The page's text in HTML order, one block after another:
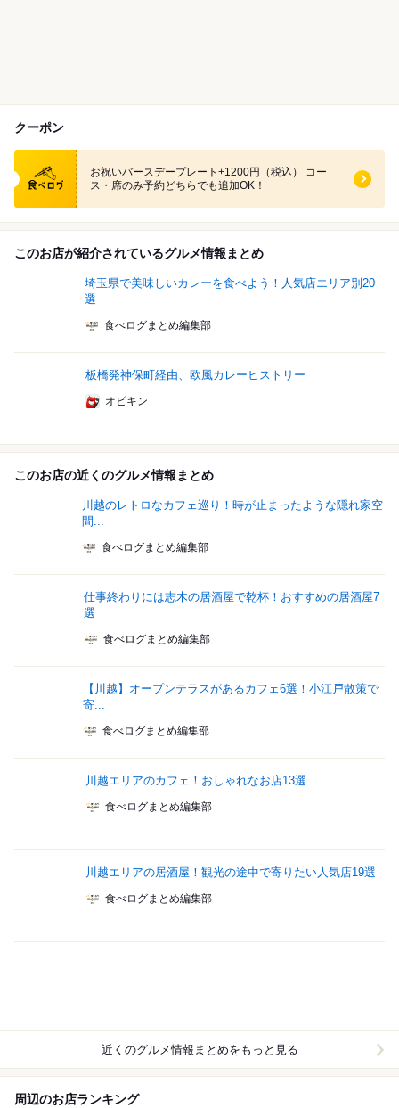
クーポン
食べログ クーポン
お祝いバースデープレート+1200円（税込） コー
ス・席のみ予約どちらでも追加OK！
このお店が紹介されているグルメ情報まとめ
埼玉県で美味しいカレーを食べよう！人気店エリア別20
選
食べログまとめ編集部
板橋発神保町経由、欧風カレーヒストリー
オビキン
このお店の近くのグルメ情報まとめ
川越のレトロなカフェ巡り！時が止まったような隠れ家空
間...
食べログまとめ編集部
仕事終わりには志木の居酒屋で乾杯！おすすめの居酒屋7
選
食べログまとめ編集部
【川越】オープンテラスがあるカフェ6選！小江戸散策で
寄...
食べログまとめ編集部
川越エリアのカフェ！おしゃれなお店13選
食べログまとめ編集部
川越エリアの居酒屋！観光の途中で寄りたい人気店19選
食べログまとめ編集部
近くのグルメ情報まとめをもっと見る
周辺のお店ランキング